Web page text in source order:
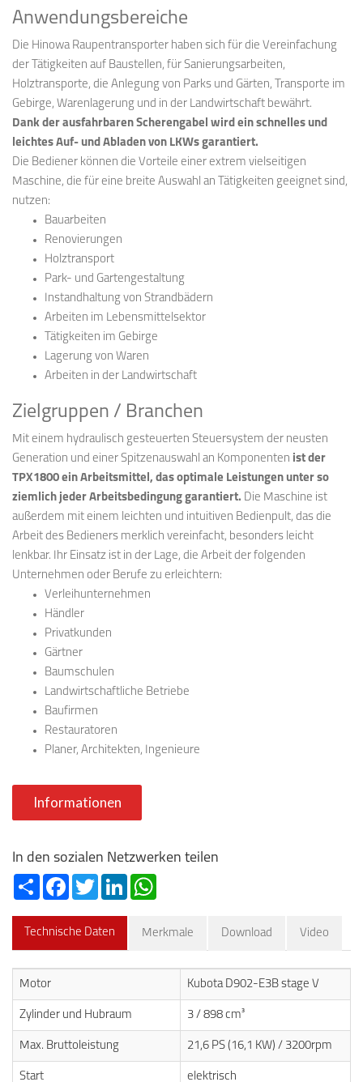
Anwendungsbereiche
Die Hinowa Raupentransporter haben sich für die Vereinfachung
der Tätigkeiten auf Baustellen, für Sanierungsarbeiten,
Holztransporte, die Anlegung von Parks und Gärten, Transporte im
Gebirge, Warenlagerung und in der Landwirtschaft bewährt.
Dank der ausfahrbaren Scherengabel wird ein schnelles und
leichtes Auf- und Abladen von LKWs garantiert.
Die Bediener können die Vorteile einer extrem vielseitigen
Maschine, die für eine breite Auswahl an Tätigkeiten geeignet sind,
nutzen:
Bauarbeiten
Renovierungen
Holztransport
Park- und Gartengestaltung
Instandhaltung von Strandbädern
Arbeiten im Lebensmittelsektor
Tätigkeiten im Gebirge
Lagerung von Waren
Arbeiten in der Landwirtschaft
Zielgruppen / Branchen
Mit einem hydraulisch gesteuerten Steuersystem der neusten
Generation und einer Spitzenauswahl an Komponenten ist der
TPX1800 ein Arbeitsmittel, das optimale Leistungen unter so
ziemlich jeder Arbeitsbedingung garantiert. Die Maschine ist
außerdem mit einem leichten und intuitiven Bedienpult, das die
Arbeit des Bedieners merklich vereinfacht, besonders leicht
lenkbar. Ihr Einsatz ist in der Lage, die Arbeit der folgenden
Unternehmen oder Berufe zu erleichtern:
Verleihunternehmen
Händler
Privatkunden
Gärtner
Baumschulen
Landwirtschaftliche Betriebe
Baufirmen
Restauratoren
Planer, Architekten, Ingenieure
Informationen
In den sozialen Netzwerken teilen
Share FacebookTwitterLinkedIn
Technische Daten Merkmale Download Video
Motor Kubota D902-E3B stage V
Zylinder und Hubraum 3 / 898 cm³
Max. Bruttoleistung 21,6 PS (16,1 KW) / 3200rpm
Start elektrisch